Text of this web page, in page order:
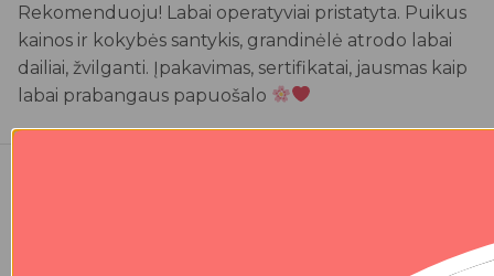
Rekomenduoju! Labai operatyviai pristatyta. Puikus
kainos ir kokybės santykis, grandinėlė atrodo labai
dailiai, žvilganti. Įpakavimas, sertifikatai, jausmas kaip
labai prabangaus papuošalo